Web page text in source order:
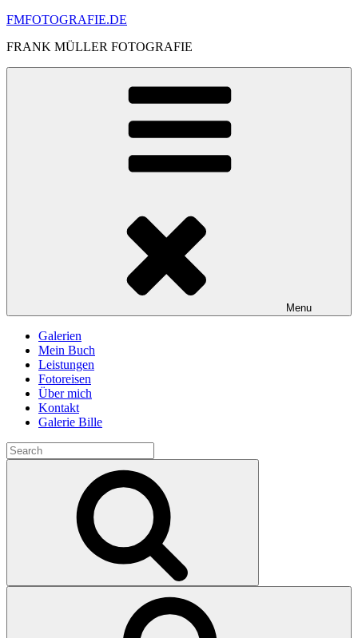
Skip
content
FMFOTOGRAFIE.DE
FRANK MÜLLER FOTOGRAFIE
Menu
Galerien
Mein Buch
Leistungen
Fotoreisen
Über mich
Kontakt
Galerie Bille
Search
for: